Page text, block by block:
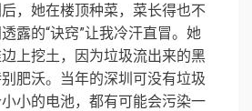
，她在楼顶种菜，菜长得也不
露的“诀窍”让我冷汗直冒。她
上挖土，因为垃圾流出来的黑
肥沃。当年的深圳可没有垃圾
小的电池，都有可能会污染一